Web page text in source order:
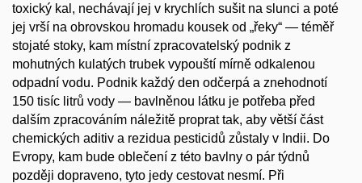
toxický kal, nechávají jej v krychlích sušit na slunci a poté
jej vrší na obrovskou hromadu kousek od „řeky“ — téměř
stojaté stoky, kam místní zpracovatelský podnik z
mohutných kulatých trubek vypouští mírně odkalenou
odpadní vodu. Podnik každý den odčerpá a znehodnotí
150 tisíc litrů vody — bavlněnou látku je potřeba před
dalším zpracováním náležitě proprat tak, aby větší část
chemických aditiv a rezidua pesticidů zůstaly v Indii. Do
Evropy, kam bude oblečení z této bavlny o pár týdnů
později dopraveno, tyto jedy cestovat nesmí. Při